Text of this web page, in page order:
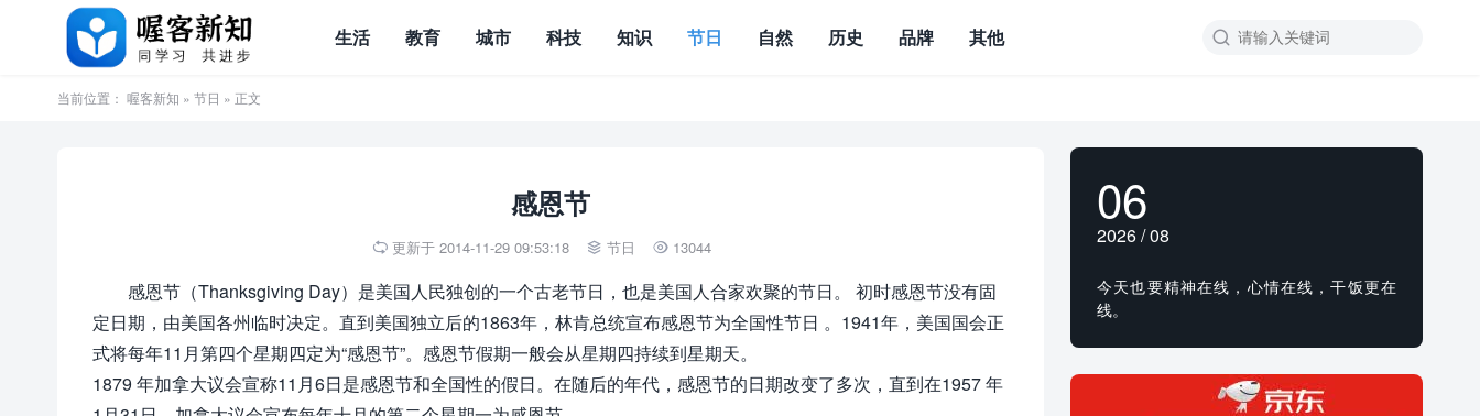

生活 教育 城市 科技 知识 节日 自然 历史 品牌 其他
当前位置： 喔客新知 » 节日 » 正文
感恩节
 更新于 2014-11-29 09:53:18  节日  13044
感恩节（Thanksgiving Day）是美国人民独创的一个古老节日，也是美国人合家欢聚的节日。 初时感恩节没有固
定日期，由美国各州临时决定。直到美国独立后的1863年，林肯总统宣布感恩节为全国性节日 。1941年，美国国会正
式将每年11月第四个星期四定为“感恩节”。感恩节假期一般会从星期四持续到星期天。
1879 年加拿大议会宣称11月6日是感恩节和全国性的假日。在随后的年代，感恩节的日期改变了多次，直到在1957 年
06
2026 / 08
今天也要精神在线，心情在线，干饭更在
线。